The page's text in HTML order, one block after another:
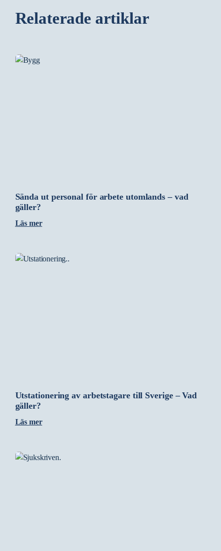
Relaterade artiklar
Sända ut personal för arbete utomlands – vad
gäller?
Läs mer
Utstationering av arbetstagare till Sverige – Vad
gäller?
Läs mer